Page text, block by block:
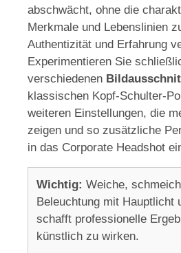
abschwächt, ohne die
Merkmale und Lebenslinien
Authentizität und Erfahrung
Experimentieren Sie
verschiedenen
klassischen Kopf-Schulter-
weiteren Einstellungen, die
zeigen und so zusätzliche
in das Corporate Headshot
Wichtig: Weiche,
Beleuchtung mit Hauptlicht
schafft professionelle
künstlich zu wirken.